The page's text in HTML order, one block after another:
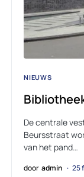
NIEUWS
De centrale
Beursstraat
van het pand…
door admin 25